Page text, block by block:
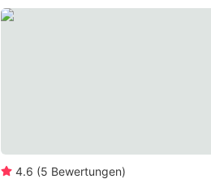
4.6 (5 Bewertungen)